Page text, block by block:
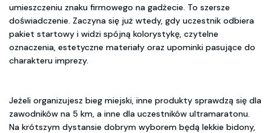
umieszczeniu znaku firmowego na gadżecie. To szersze
doświadczenie. Zaczyna się już wtedy, gdy uczestnik odbiera
pakiet startowy i widzi spójną kolorystykę, czytelne
oznaczenia, estetyczne materiały oraz upominki pasujące do
charakteru imprezy.
Jeżeli organizujesz bieg miejski, inne produkty sprawdzą się dla
zawodników na 5 km, a inne dla uczestników ultramaratonu.
Na krótszym dystansie dobrym wyborem będą lekkie bidony,